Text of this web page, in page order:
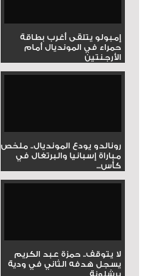
إمبولو يتلقى أغرب بطاقة
حمراء في المونديال أمام
الأرجنتين
رونالدو يودع المونديال.. ملخص
مباراة إسبانيا والبرتغال في
كأس...
لا يتوقف.. حمزة عبد الكريم
يسجل هدفه الثاني في ودية
برشلونة